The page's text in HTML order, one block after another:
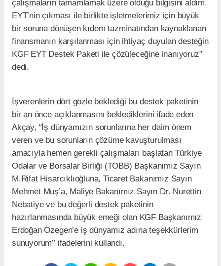
çalışmaların tamamlamak üzere olduğu bilgisini aldım.
EYT’nin çıkması ile birlikte işletmelerimiz için büyük
bir soruna dönüşen kıdem tazminatından kaynaklanan
finansmanın karşılanması için ihtiyaç duyulan desteğin
KGF EYT Destek Paketi ile çözüleceğine inanıyoruz”
dedi.
İşverenlerin dört gözle beklediği bu destek paketinin
bir an önce açıklanmasını beklediklerini ifade eden
Akçay, “İş dünyamızın sorunlarına her daim önem
veren ve bu sorunların çözüme kavuşturulması
amacıyla hemen gerekli çalışmaları başlatan Türkiye
Odalar ve Borsalar Birliği (TOBB) Başkanımız Sayın
M.Rifat Hisarcıklıoğluna, Ticaret Bakanımız Sayın
Mehmet Muş’a, Maliye Bakanımız Sayın Dr. Nurettin
Nebatiye ve bu değerli destek paketinin
hazırlanmasında büyük emeği olan KGF Başkanımız
Erdoğan Özegen’e iş dünyamız adına teşekkürlerim
sunuyorum’’ ifadelerini kullandı.